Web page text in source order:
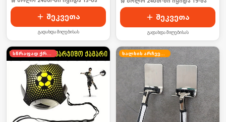
შეკვეთა
გადახდა მიღებისას
შეკვეთა
გადახდა მიღებისას
სწრაფად ქრება ხალხის არჩევანი